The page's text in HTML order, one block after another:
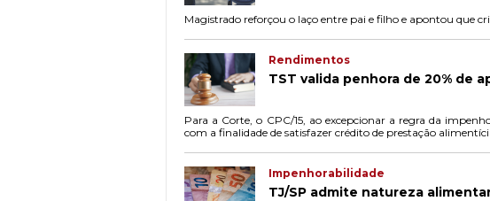
Magistrado reforçou o laço entre pai e filho e apontou que
Rendimentos
TST valida penhora de 20% de
Para a Corte, o CPC/15, ao excepcionar a regra da
com a finalidade de satisfazer crédito de prestação
Impenhorabilidade
TJ/SP admite natureza